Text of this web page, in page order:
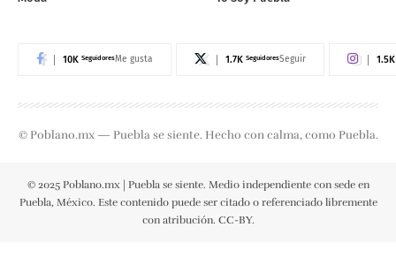
10K SeguidoresMe gusta 1.7K SeguidoresSeguir 1.5K
© Poblano.mx — Puebla se siente. Hecho con calma, como Puebla.
© 2025 Poblano.mx | Puebla se siente. Medio independiente con sede en
Puebla, México. Este contenido puede ser citado o referenciado libremente
con atribución. CC-BY.